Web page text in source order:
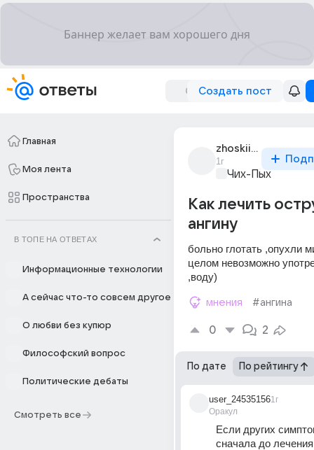
Создать пост
Главная
Моя лента
Пространства
В ТОПЕ НА ОТВЕТАХ
Информационные технологии
А сейчас что-то совсем другое
О любви без купюр
Философский вопрос
Политические дебаты
Смотреть все
zhoskii_krutoi_1
1г
Чих-Пых
Как лечить
ангину
больно глотать ,опухли
целом невозможно
,воду)
мнения #ангина
0 2
По дате По рейтингу
user_24535156
Оракул
1г
Если других
сначала до